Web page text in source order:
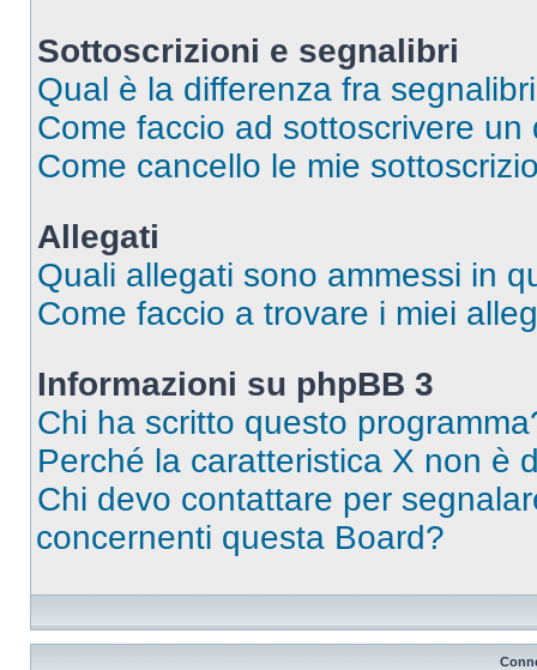
Sottoscrizioni e segnalibri
Qual è la differenza fra
Come faccio ad sottoscrivere
Come cancello le mie
Allegati
Quali allegati sono ammessi in
Come faccio a trovare i miei
Informazioni su phpBB 3
Chi ha scritto questo
Perché la caratteristica X non è
Chi devo contattare per
concernenti questa Board?